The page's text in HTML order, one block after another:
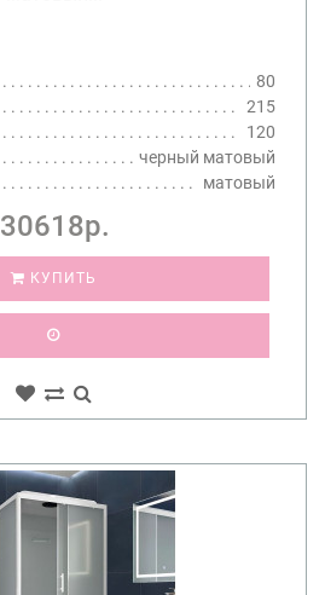
80
215
120
черный матовый
матовый
30618р.
КУПИТЬ